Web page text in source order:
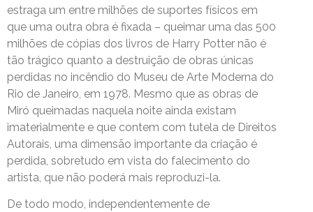
estraga um entre milhões de suportes físicos em
que uma outra obra é fixada – queimar uma das 500
milhões de cópias dos livros de Harry Potter não é
tão trágico quanto a destruição de obras únicas
perdidas no incêndio do Museu de Arte Moderna do
Rio de Janeiro, em 1978. Mesmo que as obras de
Miró queimadas naquela noite ainda existam
imaterialmente e que contem com tutela de Direitos
Autorais, uma dimensão importante da criação é
perdida, sobretudo em vista do falecimento do
artista, que não poderá mais reproduzi-la.
De todo modo, independentemente de